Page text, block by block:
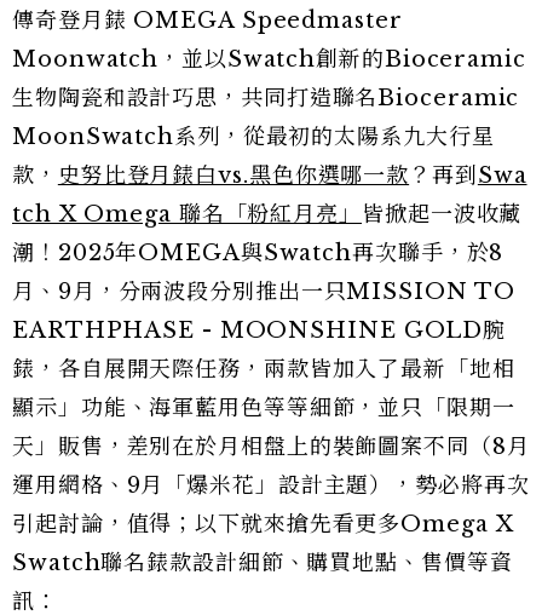
傳奇登月錶 OMEGA Speedmaster
Moonwatch，並以Swatch創新的Bioceramic
生物陶瓷和設計巧思，共同打造聯名Bioceramic
MoonSwatch系列，從最初的太陽系九大行星
款， 史努比登月錶白vs.黑色你選哪一款 ？再到 Swa
tch X Omega 聯名「粉紅月亮」 皆掀起一波收藏
潮！2025年OMEGA與Swatch再次聯手，於8
月、9月，分兩波段分別推出一只MISSION TO
EARTHPHASE - MOONSHINE GOLD腕
錶，各自展開天際任務，兩款皆加入了最新「地相
顯示」功能、海軍藍用色等等細節，並只「限期一
天」販售，差別在於月相盤上的裝飾圖案不同（8月
運用網格、9月「爆米花」設計主題），勢必將再次
引起討論，值得；以下就來搶先看更多Omega X
Swatch聯名錶款設計細節、購買地點、售價等資
訊：